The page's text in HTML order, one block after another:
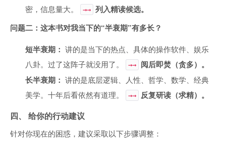
密，信息量大。
→→ 列入精读候选。
问题二：这本书对我当下的“半衰期”有多长？
短半衰期： 讲的是当下的热点、具体的操作软件、娱乐
八卦。过了这阵子就没用了。
→→
阅后即焚（贪多）。
长半衰期： 讲的是底层逻辑、人性、哲学、数学、经典
美学。十年后看依然有道理。
→→ 反复研读（求精）。
四、 给你的行动建议
针对你现在的困惑，建议采取以下步骤调整：